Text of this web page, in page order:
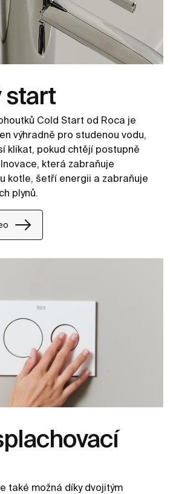
start
Cold Start od Roca je
výhradně pro studenou vodu,
klikat, pokud chtějí postupně
která zabraňuje
kotle, šetří energii a zabraňuje
plynů.
také možná díky dvojitým